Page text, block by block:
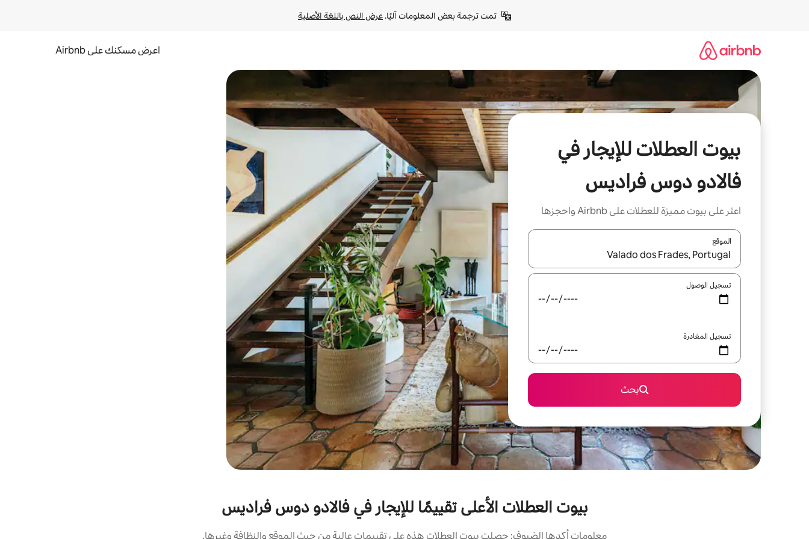
تمت ترجمة بعض المعلومات آليًا. عرض النص باللغة الأصلية
اعرض مسكنك على Airbnb
بيوت العطلات للإيجار في
فالادو دوس فراديس
اعثر على بيوت مميزة للعطلات على Airbnb واحجزها
الموقع
عند توفر النتائج، انتقل باستخدام السهمين لأعلى ولأسفل أو استكشف عن طريق اللمس أو السحب.
تسجيل الوصول
تسجيل المغادرة
بحث
بيوت العطلات الأعلى تقييمًا للإيجار في فالادو دوس فراديس
معلومات أكدها الضيوف: حصلت بيوت العطلات هذه على تقييمات عالية من حيث الموقع والنظافة وغيرها.